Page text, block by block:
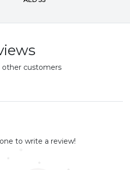
customers
to write a review!